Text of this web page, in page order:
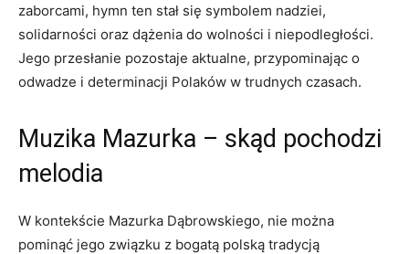
zaborcami, hymn ten stał ⁣się symbolem nadziei,
‌solidarności oraz dążenia do wolności i niepodległości.
Jego przesłanie pozostaje‍ aktualne, przypominając o
odwadze i ⁢determinacji Polaków w trudnych czasach.
Muzika Mazurka‌ – skąd pochodzi
melodia
W kontekście Mazurka Dąbrowskiego, nie można
pominąć jego związku z ⁢bogatą polską ⁤tradycją​